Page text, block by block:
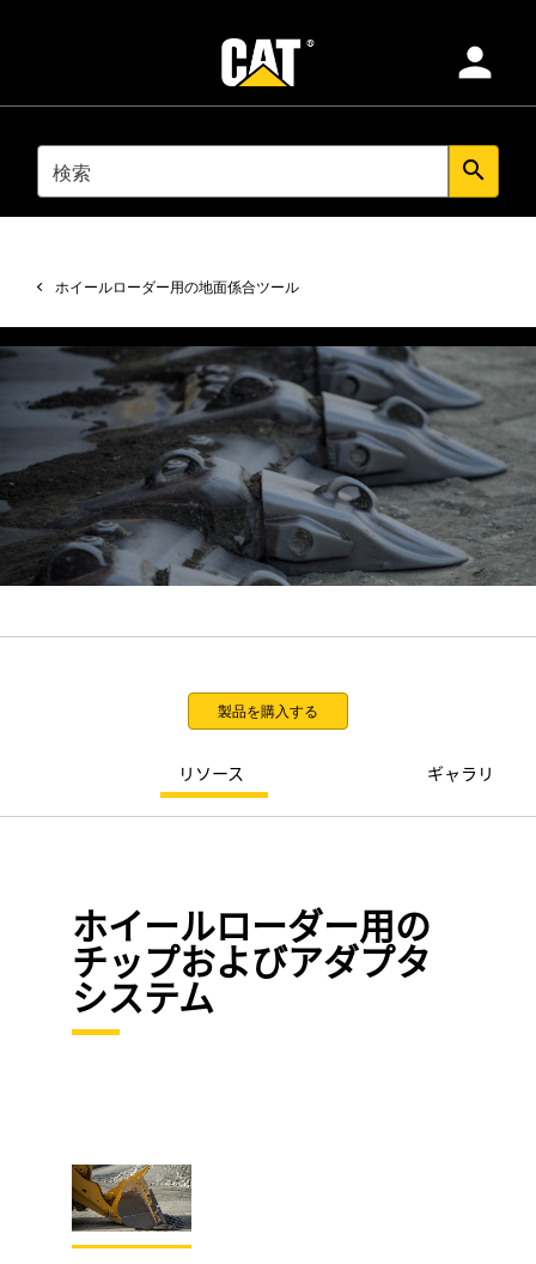
person
SEARCH search
製品
業種別
サービスおよびサポート
純正部品
ディーラを検索する
Asia-日本語
ホイールローダー用の地面係合ツール
製品を購入する
リソース ギャラリ
ホイールローダー用の
チップおよびアダプタ
システム